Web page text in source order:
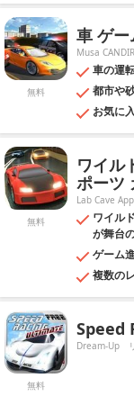
無料
車 ゲ
Musa CANDIR
車の運
都市や
お気に
無料
ワイル
ポーツ
Lab Cave
ワイル
が舞台
ゲーム
複数の
無料
Speed
Dream-Up